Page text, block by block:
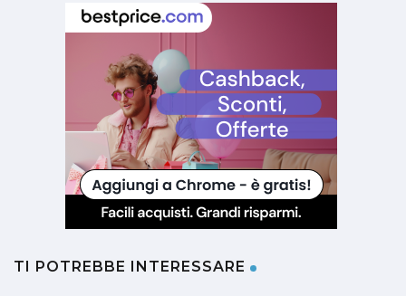
TI POTREBBE INTERESSARE